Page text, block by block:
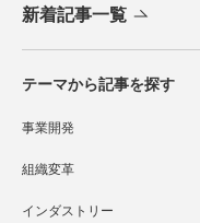
新着記事一覧
テーマから記事を探す
事業開発
組織変革
インダストリー